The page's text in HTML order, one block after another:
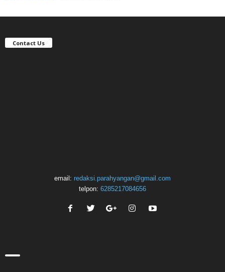
Contact Us
email: redaksi.parahyangan@gmail.com
telpon: 6285217084656